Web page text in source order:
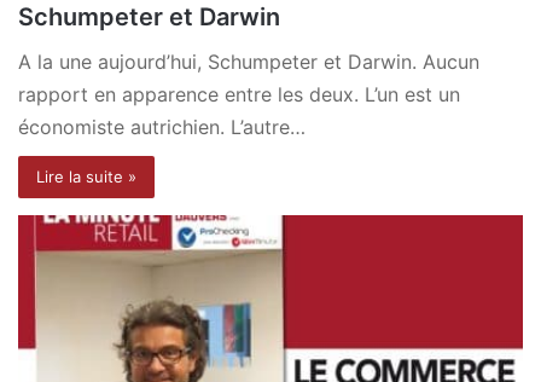
Schumpeter et Darwin
A la une aujourd’hui, Schumpeter et Darwin. Aucun
rapport en apparence entre les deux. L’un est un
économiste autrichien. L’autre…
Lire la suite »